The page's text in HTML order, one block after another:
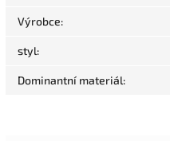
Výrobce:
styl:
Dominantní materiál: